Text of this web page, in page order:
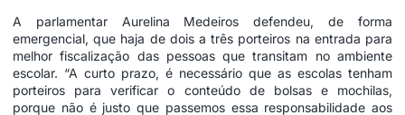
A parlamentar Aurelina Medeiros defendeu, de forma
emergencial, que haja de dois a três porteiros na entrada para
melhor fiscalização das pessoas que transitam no ambiente
escolar. “A curto prazo, é necessário que as escolas tenham
porteiros para verificar o conteúdo de bolsas e mochilas,
porque não é justo que passemos essa responsabilidade aos